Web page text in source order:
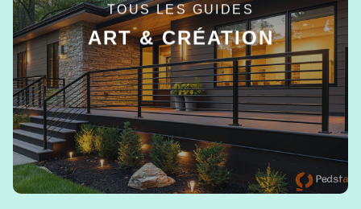
TOUS LES GUIDES
ART & CRÉATION
EN SAVOIR +